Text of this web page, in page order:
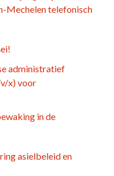
Mechelen telefonisch
administratief
x) voor
in de
asielbeleid en